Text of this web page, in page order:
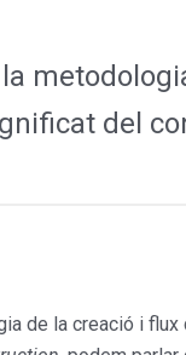
del
de la creació i flux